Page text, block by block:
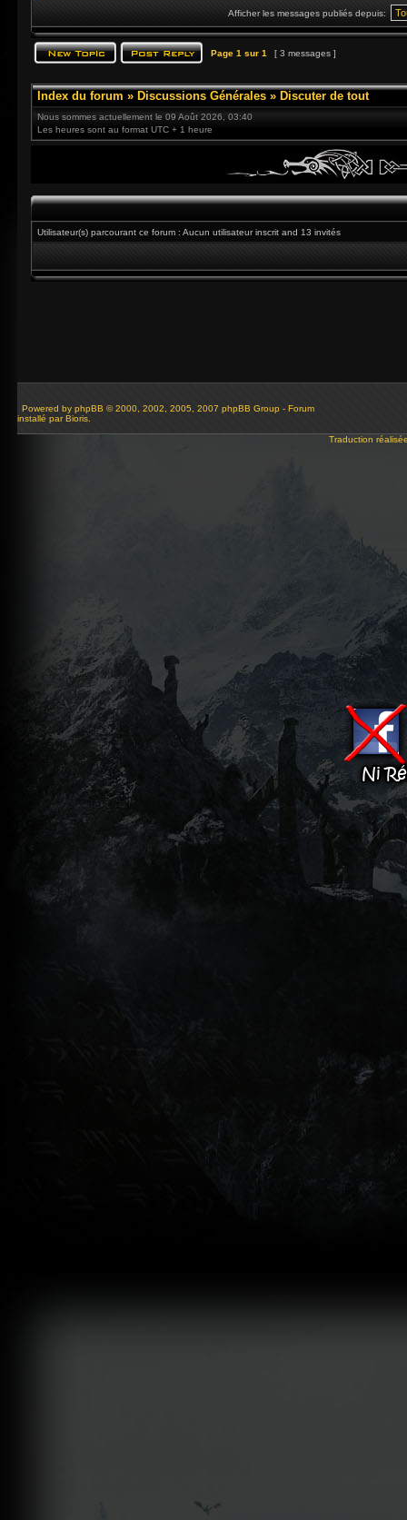
Afficher les messages publiés depuis:
Page 1 sur 1 [ 3 messages ]
Index du forum » Discussions Générales » Discuter de tout
Nous sommes actuellement le 09 Août 2026, 03:40
Les heures sont au format UTC + 1 heure
Utilisateur(s) parcourant ce forum : Aucun utilisateur inscrit and 13 invités
Powered by phpBB © 2000, 2002, 2005, 2007 phpBB Group - Forum
installé par Bioris.
Traduction